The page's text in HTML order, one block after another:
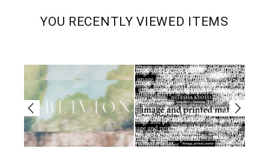
YOU RECENTLY VIEWED ITEMS